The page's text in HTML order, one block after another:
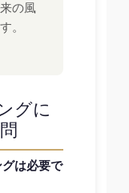
の風
。
グに
は必要で